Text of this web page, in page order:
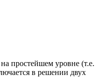
простейшем уровне (т.е.
в решении двух